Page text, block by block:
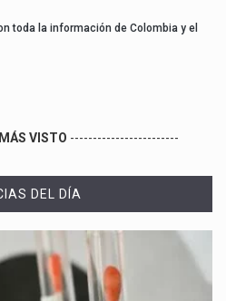
toda la información de Colombia y el
VISTO ------------------------
DEL DÍA